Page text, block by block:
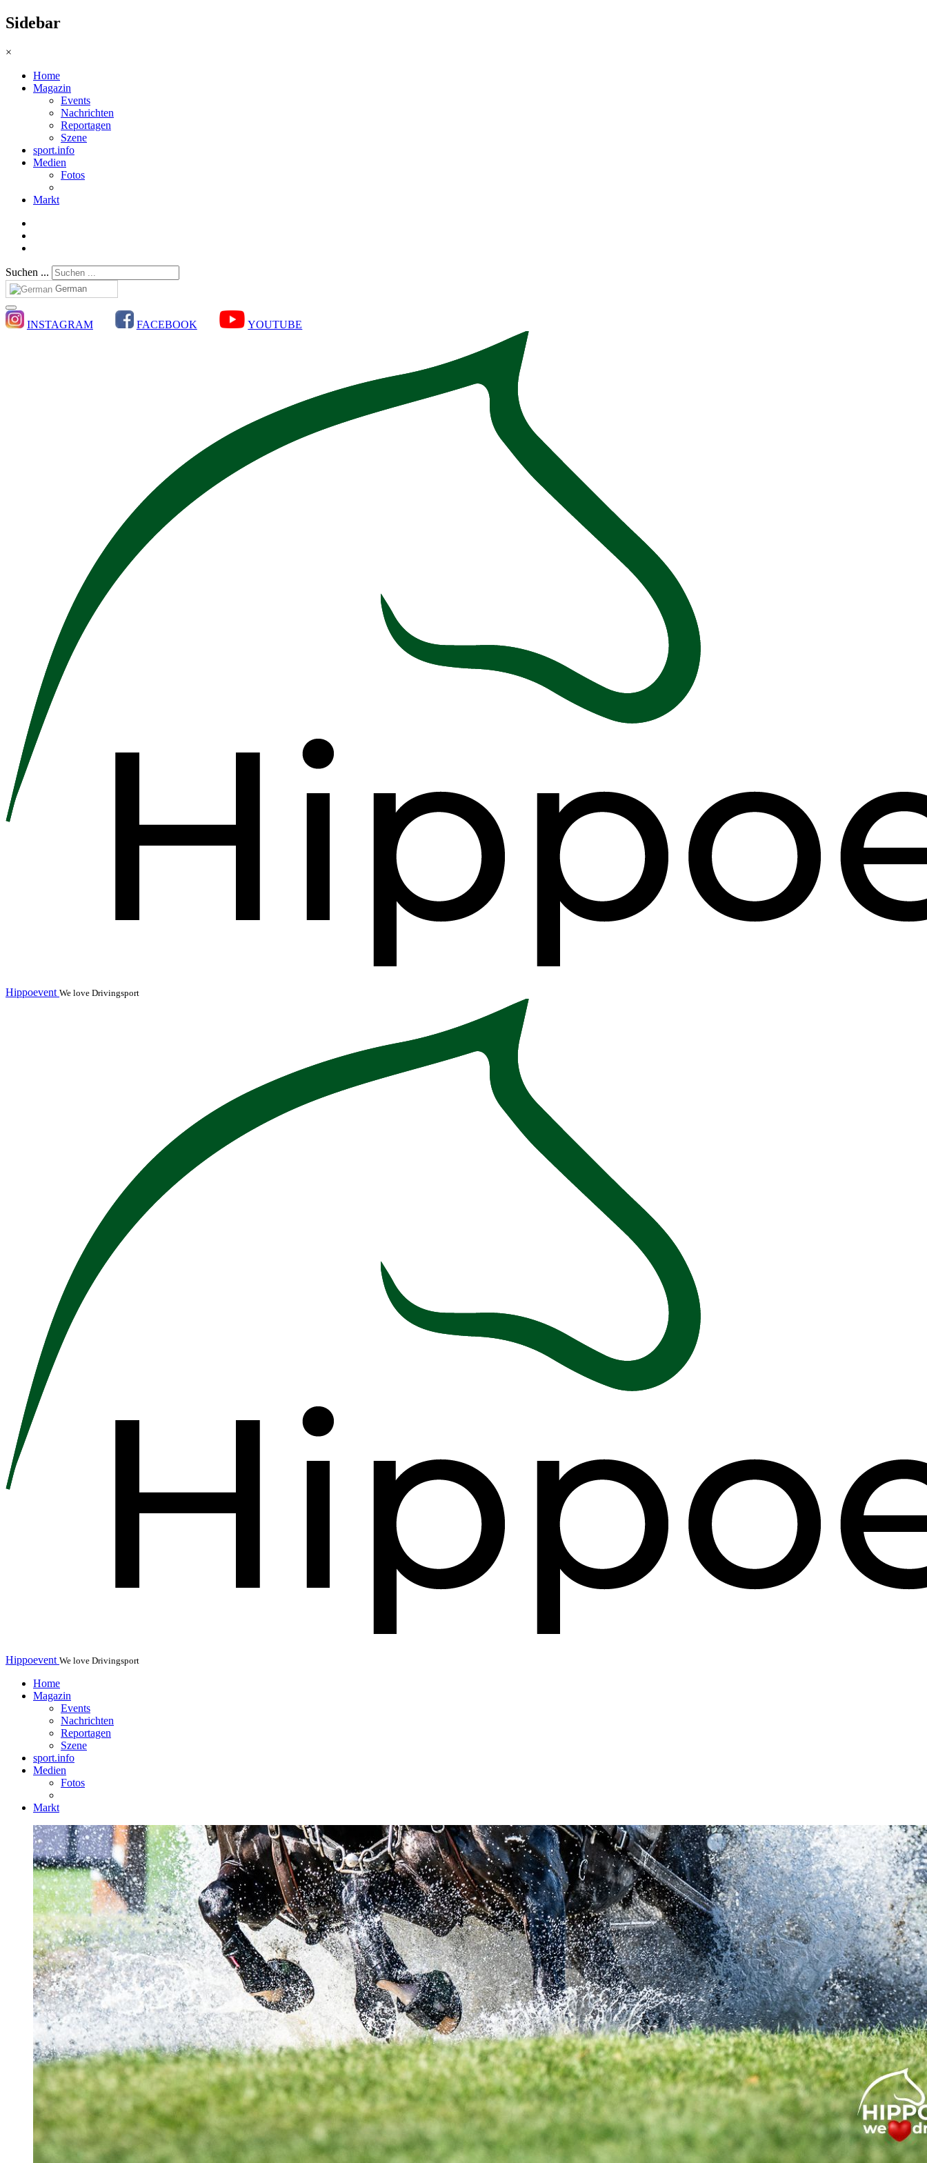
Sidebar
×
Home
Magazin
Events
Nachrichten
Reportagen
Szene
sport.info
Medien
Fotos
Markt
Suchen ...
German
INSTAGRAM FACEBOOK YOUTUBE
Hippoevent We love Drivingsport
Hippoevent We love Drivingsport
Home
Magazin
Events
Nachrichten
Reportagen
Szene
sport.info
Medien
Fotos
Markt